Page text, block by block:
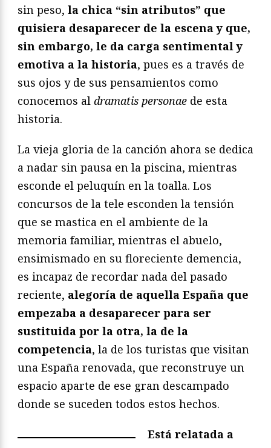
sin peso, la chica “sin atributos” que
quisiera desaparecer de la escena y que,
sin embargo, le da carga sentimental y
emotiva a la historia, pues es a través de
sus ojos y de sus pensamientos como
conocemos al dramatis personae de esta
historia.
La vieja gloria de la canción ahora se dedica
a nadar sin pausa en la piscina, mientras
esconde el peluquín en la toalla. Los
concursos de la tele esconden la tensión
que se mastica en el ambiente de la
memoria familiar, mientras el abuelo,
ensimismado en su floreciente demencia,
es incapaz de recordar nada del pasado
reciente, alegoría de aquella España que
empezaba a desaparecer para ser
sustituida por la otra, la de la
competencia, la de los turistas que visitan
una España renovada, que reconstruye un
espacio aparte de ese gran descampado
donde se suceden todos estos hechos.
Está relatada a